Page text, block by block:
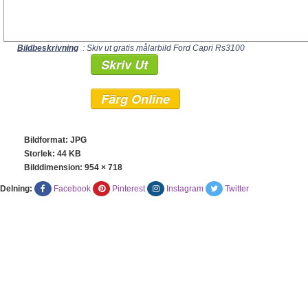
Bildbeskrivning : Skiv ut gratis målarbild Ford Capri Rs3100
Skriv Ut
Färg Online
Bildformat: JPG
Storlek: 44 KB
Bilddimension: 954 × 718
Delning: Facebook Pinterest Instagram Twitter